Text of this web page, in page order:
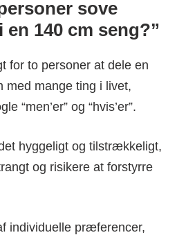
sove
140 cm seng?”
for to personer at dele en
med mange ting i livet,
“men’er” og “hvis’er”.
hyggeligt og tilstrækkeligt,
og risikere at forstyrre
individuelle præferencer,